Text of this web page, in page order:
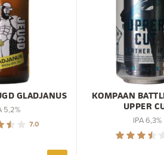
GLADJANUS
5,2%
7.0
KOMPAAN
UPPER
IPA 6,3%